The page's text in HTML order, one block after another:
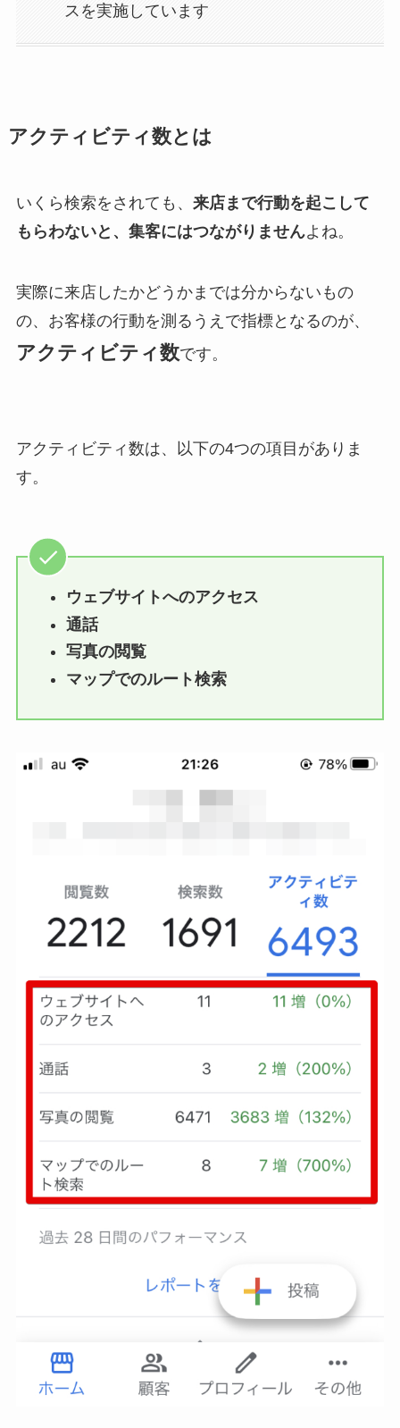
スを実施しています
アクティビティ数とは
いくら検索をされても、 来店まで行動を起こして
もらわないと、集客にはつながりませんよね。
実際に来店したかどうかまでは分からないもの
の、お客様の行動を測るうえで指標となるのが、
アクティビティ数です。
アクティビティ数は、以下の4つの項目がありま
す。
ウェブサイトへのアクセス
通話
写真の閲覧
マップでのルート検索